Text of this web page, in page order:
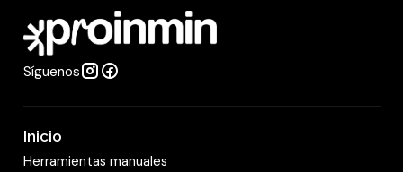
d
Síguenos
Inicio
Herramientas manuales